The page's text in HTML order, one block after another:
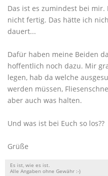
Das ist es zumindest bei
nicht fertig. Das hätte ich
dauert...
Dafür haben meine Beiden
hoffentlich noch dazu. Mir
legen, hab da welche
werden müssen,
aber auch was halten.
Und was ist bei Euch so los??
Grüße
Es ist, wie es ist.
Alle Angaben ohne Gewähr :-)